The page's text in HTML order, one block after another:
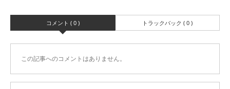
コメント ( 0 ) トラックバック ( 0 )
この記事へのコメントはありません。